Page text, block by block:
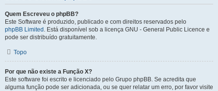
Quem Escreveu o phpBB?
Este Software é produzido, publicado e com direitos reservados pelo
phpBB Limited . Está disponível sob a licença GNU - General Public Licence e
pode ser distribuído gratuitamente.
Topo
Por que não existe a Função X?
Este software foi escrito e licenciado pelo Grupo phpBB. Se acredita que
alguma função pode ser adicionada, ou se quer relatar um erro, por favor visite